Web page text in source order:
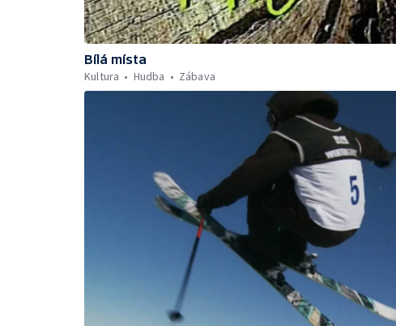
Bílá místa
Kultura
Hudba Zábava